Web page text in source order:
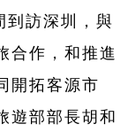
到訪深圳，與
合作，和推進
開拓客源市
遊部部長胡和